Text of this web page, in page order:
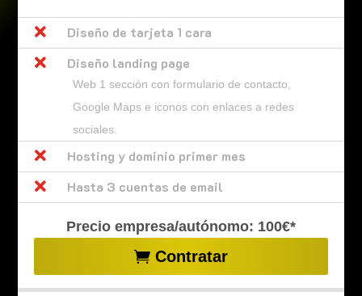

Diseño de tarjeta 1 cara

Diseño landing page
Web 1 sección con formulario de contacto,
Google Maps e iconos con enlaces a redes
sociales.

Hosting y dominio primer mes

Hasta 3 cuentas de email
Precio empresa/autónomo: 100€*
Contratar